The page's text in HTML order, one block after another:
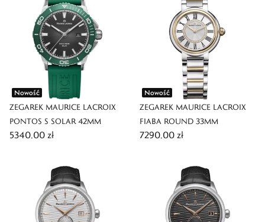
Nowość
ZEGAREK MAURICE LACROIX
PONTOS S SOLAR 42MM
5340,00 zł
Nowość
ZEGAREK MAURICE LACROIX
FIABA ROUND 33MM
7290,00 zł